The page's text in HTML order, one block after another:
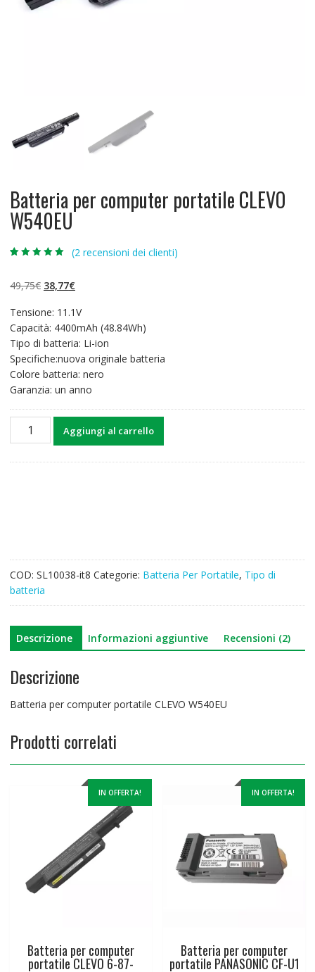
Batteria per computer portatile CLEVO
W540EU
base di
recensioni
(2 recensioni dei clienti)
49,75€ Il
originale
era:
49,75€.
38,77€Il
attuale
è:
38,77€.
Tensione: 11.1V
Capacità: 4400mAh (48.84Wh)
Tipo di batteria: Li-ion
Specifiche:nuova originale batteria
Colore batteria: nero
Garanzia: un anno
Batteria
Aggiungi al carrello
COD: SL10038-it8 Categorie: Batteria Per Portatile, Tipo di
batteria
Descrizione Informazioni aggiuntive Recensioni (2)
Descrizione
Batteria per computer portatile CLEVO W540EU
Prodotti correlati
IN OFFERTA!
Batteria per computer
portatile CLEVO 6-87-
IN OFFERTA!
Batteria per computer
portatile PANASONIC CF-U1